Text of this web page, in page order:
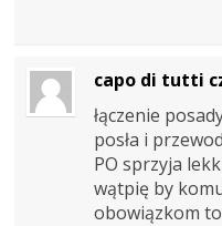
capo di tutti
łączenie
posła i
PO sprzyja
wątpię by
obowiązkom to